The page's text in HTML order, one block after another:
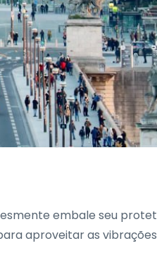
embale seu
aproveitar as